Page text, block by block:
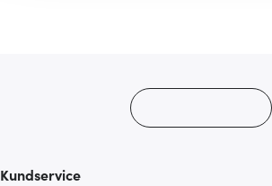
Kundservice